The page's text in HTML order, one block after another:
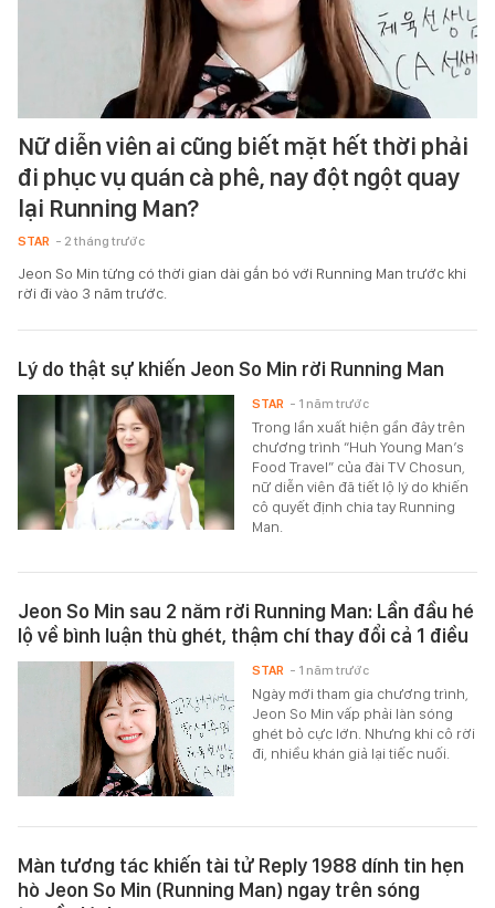
Nữ diễn viên ai cũng biết mặt hết thời phải
đi phục vụ quán cà phê, nay đột ngột quay
lại Running Man?
STAR - 2 tháng trước
Jeon So Min từng có thời gian dài gắn bó với Running Man trước khi
rời đi vào 3 năm trước.
Lý do thật sự khiến Jeon So Min rời Running Man
Trong lần xuất hiện gần đây trên
chương trình “Huh Young Man’s
Food Travel” của đài TV Chosun,
nữ diễn viên đã tiết lộ lý do khiến
cô quyết định chia tay Running
Man.
STAR - 1 năm trước
Jeon So Min sau 2 năm rời Running Man: Lần đầu hé
lộ về bình luận thù ghét, thậm chí thay đổi cả 1 điều
Ngày mới tham gia chương trình,
Jeon So Min vấp phải làn sóng
ghét bỏ cực lớn. Nhưng khi cô rời
đi, nhiều khán giả lại tiếc nuối.
STAR - 1 năm trước
Màn tương tác khiến tài tử Reply 1988 dính tin hẹn
hò Jeon So Min (Running Man) ngay trên sóng